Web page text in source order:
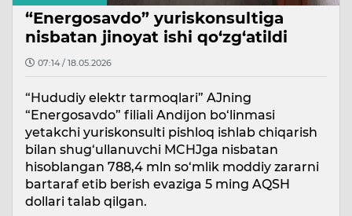
“Energosavdo” yuriskonsultiga
nisbatan jinoyat ishi qo‘zg‘atildi
07:14 / 18.05.2026
“Hududiy elektr tarmoqlari” AJning
“Energosavdo” filiali Andijon bo‘linmasi
yetakchi yuriskonsulti pishloq ishlab chiqarish
bilan shug‘ullanuvchi MCHJga nisbatan
hisoblangan 788,4 mln so‘mlik moddiy zararni
bartaraf etib berish evaziga 5 ming AQSH
dollari talab qilgan.